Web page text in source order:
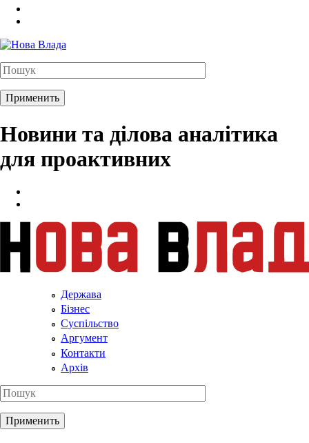
Новини та ділова аналітика
для проактивних
Держава
Бізнес
Суспільство
Аргумент
Контакти
Архів